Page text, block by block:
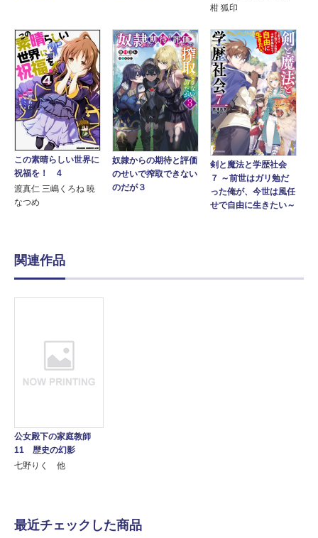
柑 狐印
この素晴らしい世界に
祝福を！ 4
渡真仁 三嶋くろね 暁
なつめ
奴隷からの期待と評価
のせいで搾取できない
のだが３
剣と魔法と学歴社会
７ ～前世はガリ勉だ
った俺が、今世は風任
せで自由に生きたい～
関連作品
公女殿下の家庭教師
11 歴史の幻影
七野りく 他
最近チェックした商品